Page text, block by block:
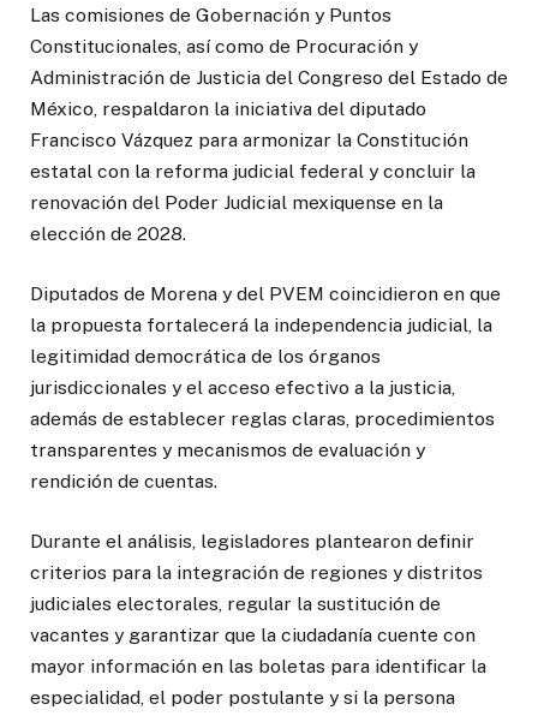
Las comisiones de Gobernación y Puntos
Constitucionales, así como de Procuración y
Administración de Justicia del Congreso del Estado de
México, respaldaron la iniciativa del diputado
Francisco Vázquez para armonizar la Constitución
estatal con la reforma judicial federal y concluir la
renovación del Poder Judicial mexiquense en la
elección de 2028.
Diputados de Morena y del PVEM coincidieron en que
la propuesta fortalecerá la independencia judicial, la
legitimidad democrática de los órganos
jurisdiccionales y el acceso efectivo a la justicia,
además de establecer reglas claras, procedimientos
transparentes y mecanismos de evaluación y
rendición de cuentas.
Durante el análisis, legisladores plantearon definir
criterios para la integración de regiones y distritos
judiciales electorales, regular la sustitución de
vacantes y garantizar que la ciudadanía cuente con
mayor información en las boletas para identificar la
especialidad, el poder postulante y si la persona